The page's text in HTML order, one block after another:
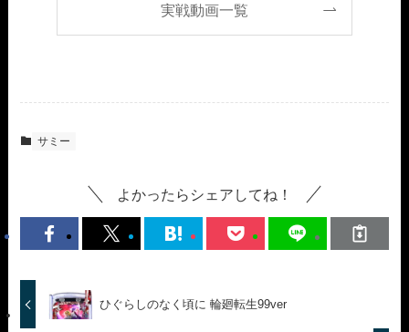
実戦動画一覧
サミー
よかったらシェアしてね！
ひぐらしのなく頃に 輪廻転生99ver